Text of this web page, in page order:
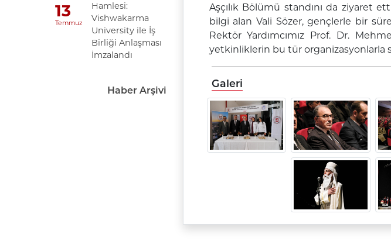
13
Temmuz
Hamlesi:
Vishwakarma
University ile İş
Birliği Anlaşması
İmzalandı
Haber Arşivi
Aşçılık Bölümü standını da ziyaret
bilgi alan Vali Sözer, gençlerle bir
Rektör Yardımcımız Prof. Dr.
yetkinliklerin bu tür organizasyonlarla
Galeri